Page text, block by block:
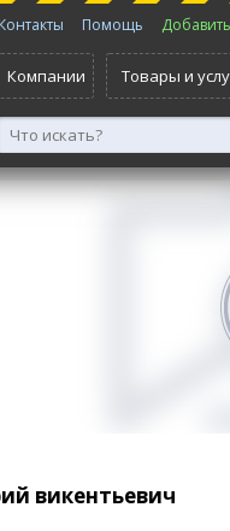
Контакты Помощь
Компании Товары и
викентьевич